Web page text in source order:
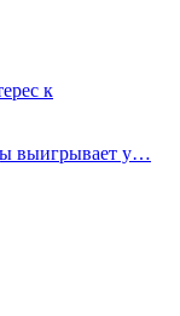
к
выигрывает у…